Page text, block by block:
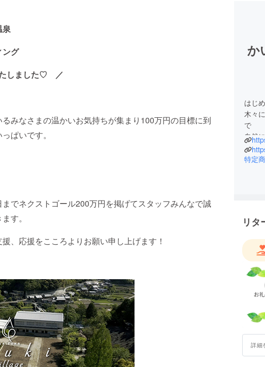
泉
グ
しました♡ ／
みなさまの温かいお気持ちが集まり100万円の目標に到
ぱいです。
でネクストゴール200万円を掲げてスタッフみんなで誠
す。
、応援をこころよりお願い申し上げます！
か
はじ
木々
で
自然
綺麗
雨で
特定
リタ
詳細